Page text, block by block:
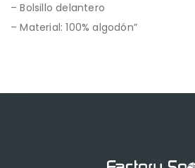
– Bolsillo delantero
– Material: 100% algodón”